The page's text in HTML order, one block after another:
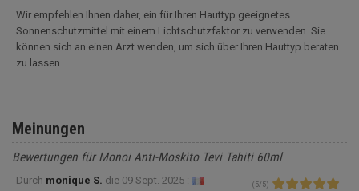
Wir empfehlen Ihnen daher, ein für Ihren Hauttyp geeignetes
Sonnenschutzmittel mit einem Lichtschutzfaktor zu verwenden. Sie
können sich an einen Arzt wenden, um sich über Ihren Hauttyp beraten
zu lassen.
Meinungen
Bewertungen für Monoi Anti-Moskito Tevi Tahiti 60ml
Durch monique S. die 09 Sept. 2025 : ( 5/ 5)